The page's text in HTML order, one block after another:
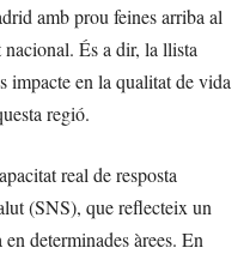
amb prou feines arriba al
És a dir, la llista
impacte en la qualitat de vida
regió.
real de resposta
(SNS), que reflecteix un
determinades àrees. En